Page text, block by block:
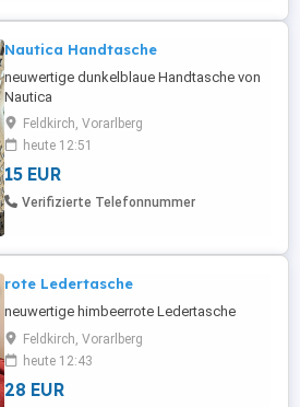
Nautica Handtasche
neuwertige dunkelblaue Handtasche von
Nautica
Feldkirch, Vorarlberg
heute 12:51
15 EUR
Verifizierte Telefonnummer
rote Ledertasche
neuwertige himbeerrote Ledertasche
Feldkirch, Vorarlberg
heute 12:43
28 EUR